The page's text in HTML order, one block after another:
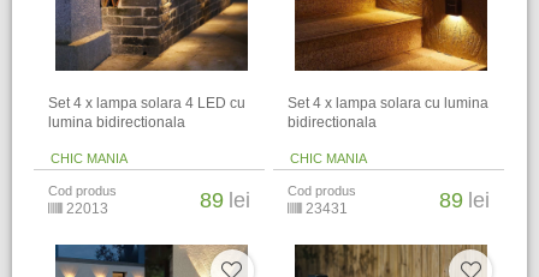
Set 4 x lampa solara 4 LED cu
lumina bidirectionala
CHIC MANIA
Cod produs
22013 89 lei
Set 4 x lampa solara cu lumina
bidirectionala
CHIC MANIA
Cod produs
23431 89 lei